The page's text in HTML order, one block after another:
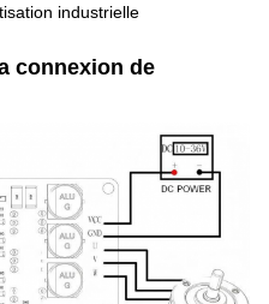
industrielle
connexion de